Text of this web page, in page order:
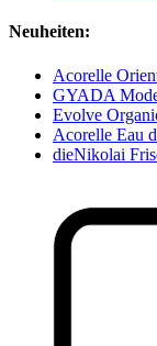
Neuheiten:
Acorelle
GYADA
Evolve
Acorelle Eau
dieNikolai